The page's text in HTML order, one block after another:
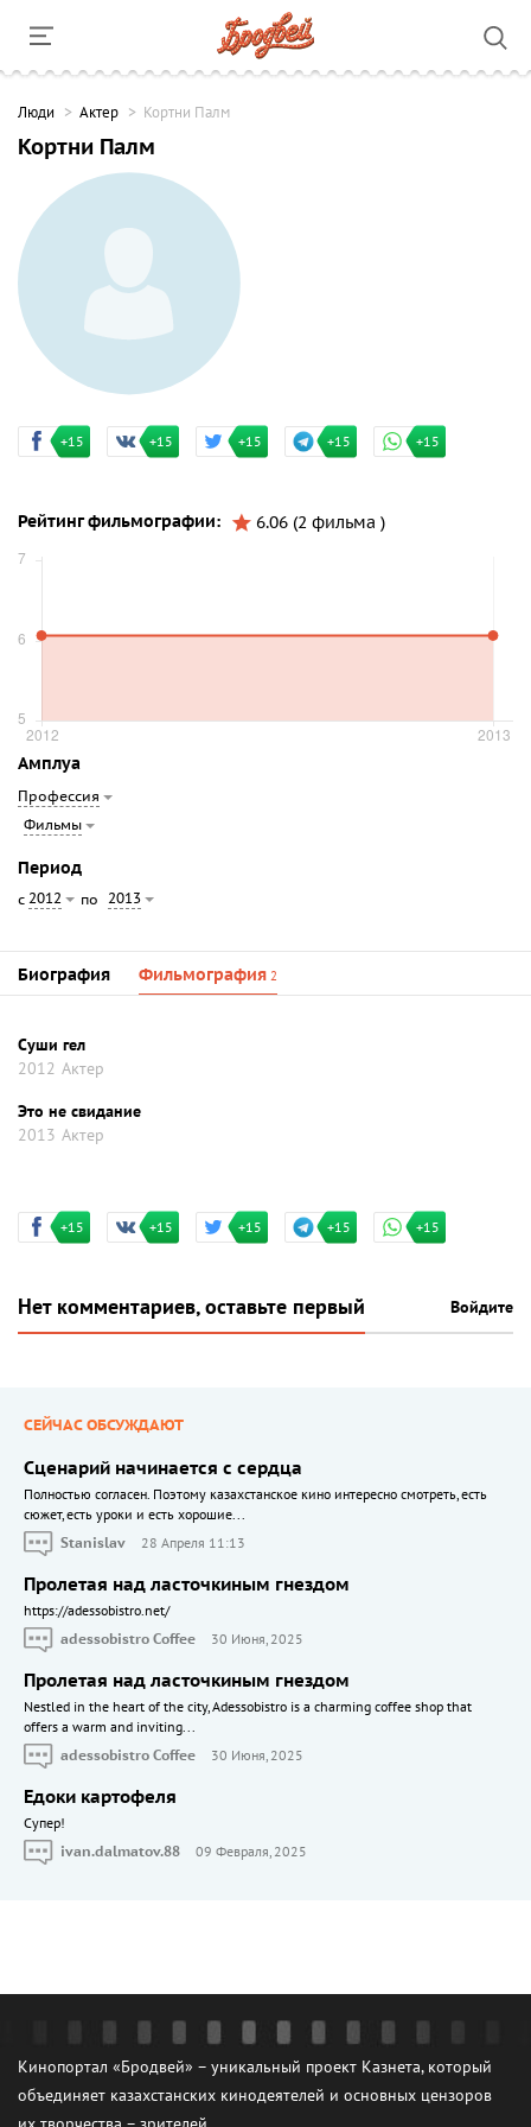
Люди Актер Кортни Палм
Кортни Палм
+15 +15 +15 +15 +15
Рейтинг фильмографии: 6.06 (2 фильма )
Амплуа
Профессия
Фильмы
Период
с 2012 по 2013
Биография Фильмография 2
Суши гел
2012 Актер
Это не свидание
2013 Актер
+15 +15 +15 +15 +15
Нет комментариев, оставьте первый Войдите
СЕЙЧАС ОБСУЖДАЮТ
Сценарий начинается с сердца
Полностью согласен. Поэтому казахстанское кино интересно смотреть, есть
сюжет, есть уроки и есть хорошие...
Stanislav
28 Апреля 11:13
Пролетая над ласточкиным гнездом
https://adessobistro.net/
adessobistro Coffee
30 Июня, 2025
Пролетая над ласточкиным гнездом
Nestled in the heart of the city, Adessobistro is a charming coffee shop that
offers a warm and inviting...
adessobistro Coffee
30 Июня, 2025
Едоки картофеля
Cупер!
ivan.dalmatov.88
09 Февраля, 2025
Кинопортал «Бродвей» – уникальный проект Казнета, который
объединяет казахстанских кинодеятелей и основных цензоров